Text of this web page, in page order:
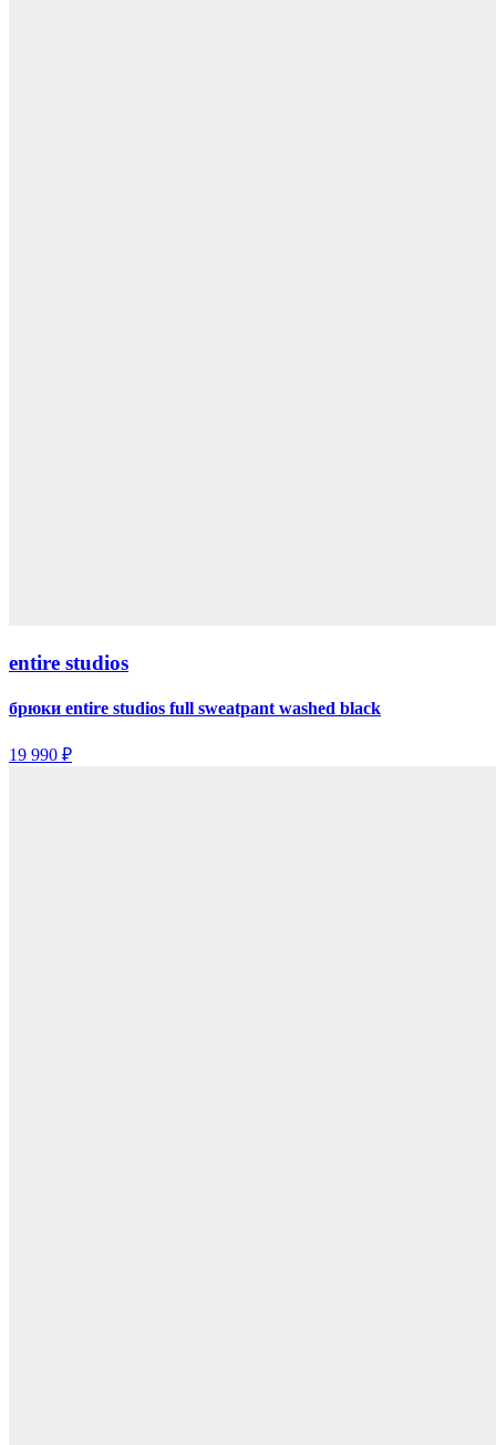
entire studios
брюки entire studios full sweatpant washed black
19 990 ₽